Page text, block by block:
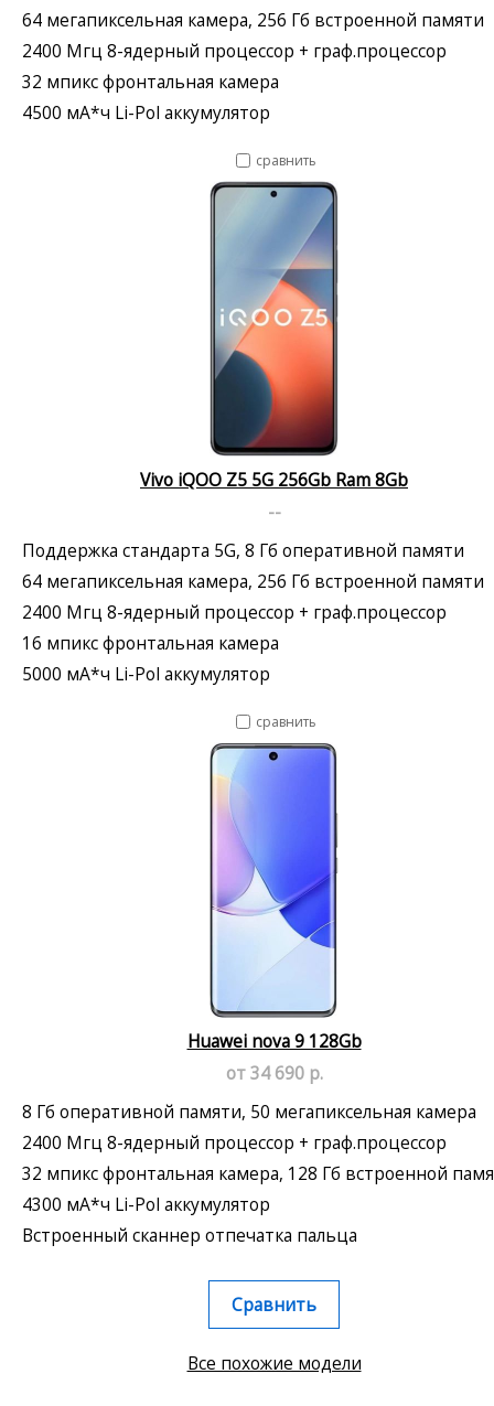
64 мегапиксельная камера, 256 Гб встроенной памяти
2400 Мгц 8-ядерный процессор + граф.процессор
32 мпикс фронтальная камера
4500 мА*ч Li-Pol аккумулятор
сравнить
Vivo iQOO Z5 5G 256Gb Ram 8Gb
--
Поддержка стандарта 5G, 8 Гб оперативной памяти
64 мегапиксельная камера, 256 Гб встроенной памяти
2400 Мгц 8-ядерный процессор + граф.процессор
16 мпикс фронтальная камера
5000 мА*ч Li-Pol аккумулятор
сравнить
Huawei nova 9 128Gb
от 34 690 р.
8 Гб оперативной памяти, 50 мегапиксельная камера
2400 Мгц 8-ядерный процессор + граф.процессор
32 мпикс фронтальная камера, 128 Гб встроенной
4300 мА*ч Li-Pol аккумулятор
Встроенный сканнер отпечатка пальца
Сравнить
Все похожие модели